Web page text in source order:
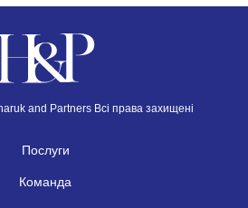
and Partners Всі права захищені
Послуги
Команда